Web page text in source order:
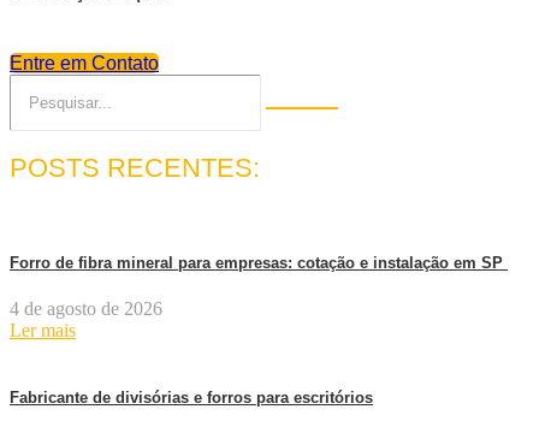
Entre em Contato
POSTS RECENTES:
Forro de fibra mineral para empresas: cotação e instalação em SP
4 de agosto de 2026
Ler mais
Fabricante de divisórias e forros para escritórios